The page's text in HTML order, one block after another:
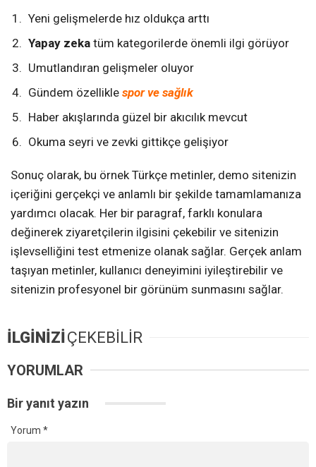
Yeni gelişmelerde hız oldukça arttı
Yapay zeka tüm kategorilerde önemli ilgi görüyor
Umutlandıran gelişmeler oluyor
Gündem özellikle spor ve sağlık
Haber akışlarında güzel bir akıcılık mevcut
Okuma seyri ve zevki gittikçe gelişiyor
Sonuç olarak, bu örnek Türkçe metinler, demo sitenizin
içeriğini gerçekçi ve anlamlı bir şekilde tamamlamanıza
yardımcı olacak. Her bir paragraf, farklı konulara
değinerek ziyaretçilerin ilgisini çekebilir ve sitenizin
işlevselliğini test etmenize olanak sağlar. Gerçek anlam
taşıyan metinler, kullanıcı deneyimini iyileştirebilir ve
sitenizin profesyonel bir görünüm sunmasını sağlar.
İLGİNİZİÇEKEBİLİR
YORUMLAR
Bir yanıt yazın
Yorum *